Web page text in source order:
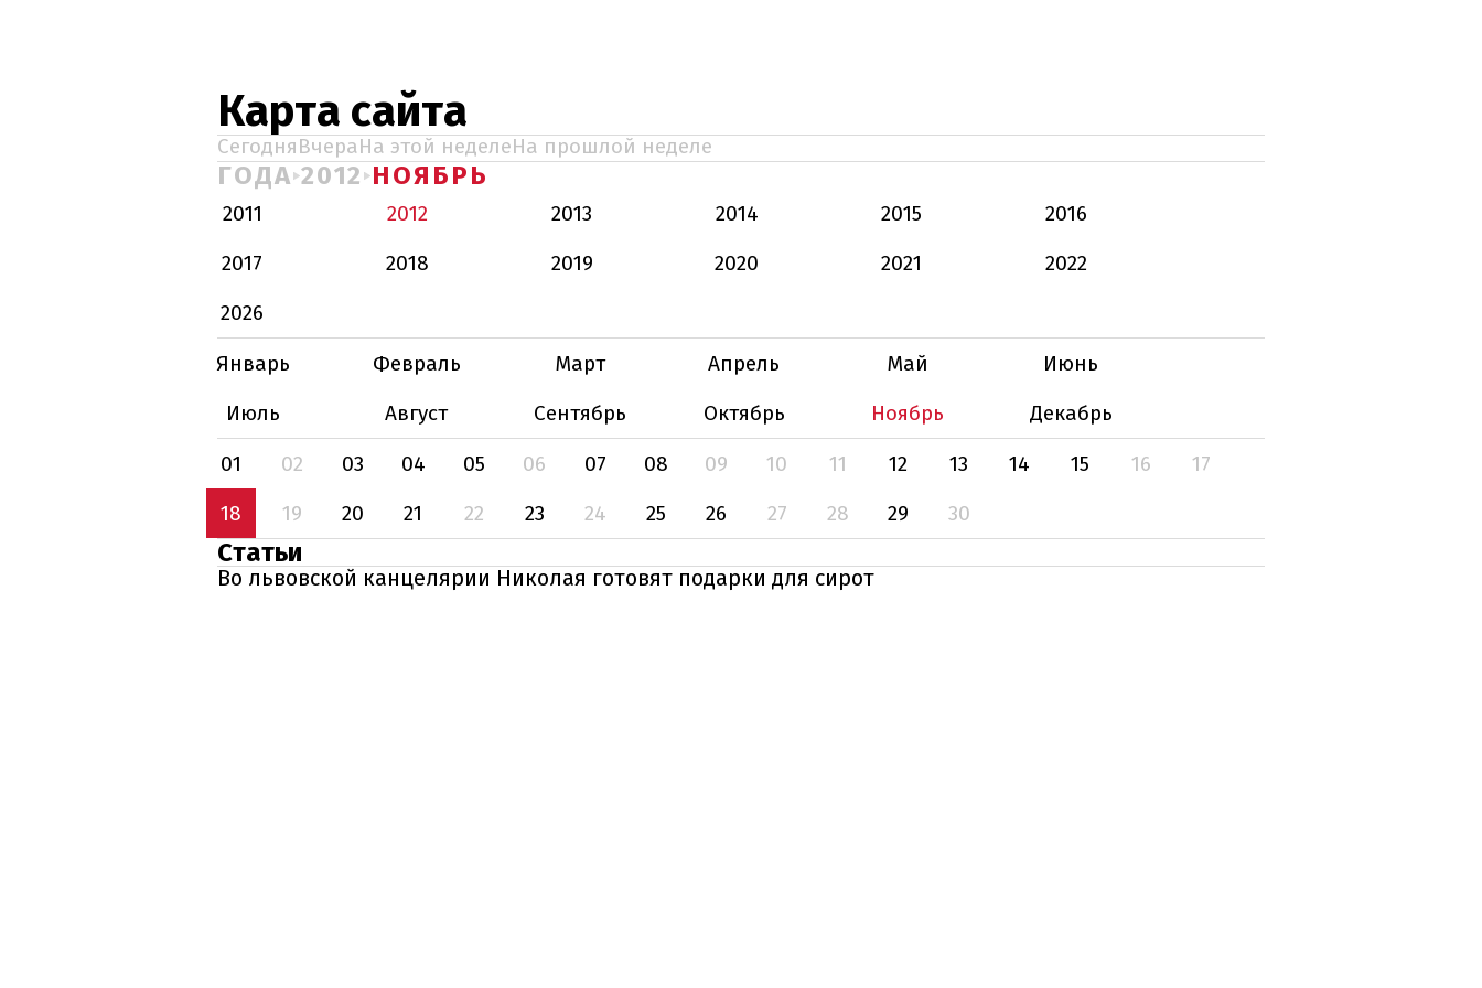
Карта сайта
СегодняВчераНа этой неделеНа прошлой неделе
ГОДА 2012 НОЯБРЬ
2011 2012 2013 2014 2015
2016
2017
2018 2019 2020 2021
2022
2026
Январь
Февраль Март Апрель Май
Июнь
Июль
Август Сентябрь Октябрь Ноябрь
Декабрь
01
02 03 04 05 06 07 08 09 10 11 12 13 14 15 16
17
18
19 20 21 22 23 24 25 26 27 28 29 30
Статьи
Во львовской канцелярии Николая готовят подарки для сирот